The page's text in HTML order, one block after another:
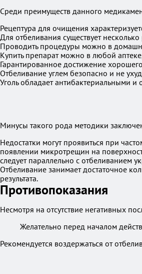
Среди преимуществ данного
Рецептура для очищения
Для отбеливания существует
Проводить процедуры можно в
Купить препарат можно в любой
Гарантированное достижение
Отбеливание углем безопасно и не
Уголь обладает антибактериальными
Минусы такого рода методики
Недостатки могут проявиться при
появлении микротрещин на
следует параллельно с отбеливанием
Отбеливание занимает достаточное
результата.
Противопоказания
Несмотря на отсутствие негативных
Желательно перед началом
Рекомендуется воздержаться от